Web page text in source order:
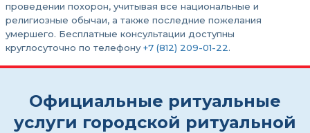
проведении похорон, учитывая все национальные и
религиозные обычаи, а также последние пожелания
умершего. Бесплатные консультации доступны
круглосуточно по телефону+7 (812) 209-01-22.
Официальные ритуальные
услуги городской ритуальной